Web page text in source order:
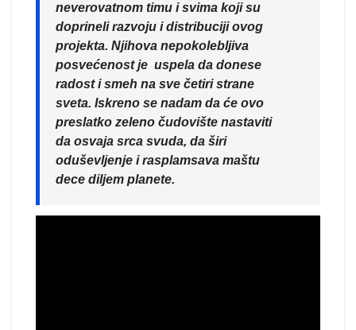
neverovatnom timu i svima koji su
doprineli razvoju i distribuciji ovog
projekta. Njihova nepokolebljiva
posvećenost je uspela da donese
radost i smeh na sve četiri strane
sveta. Iskreno se nadam da će ovo
preslatko zeleno čudovište nastaviti
da osvaja srca svuda, da širi
oduševljenje i rasplamsava maštu
dece diljem planete.